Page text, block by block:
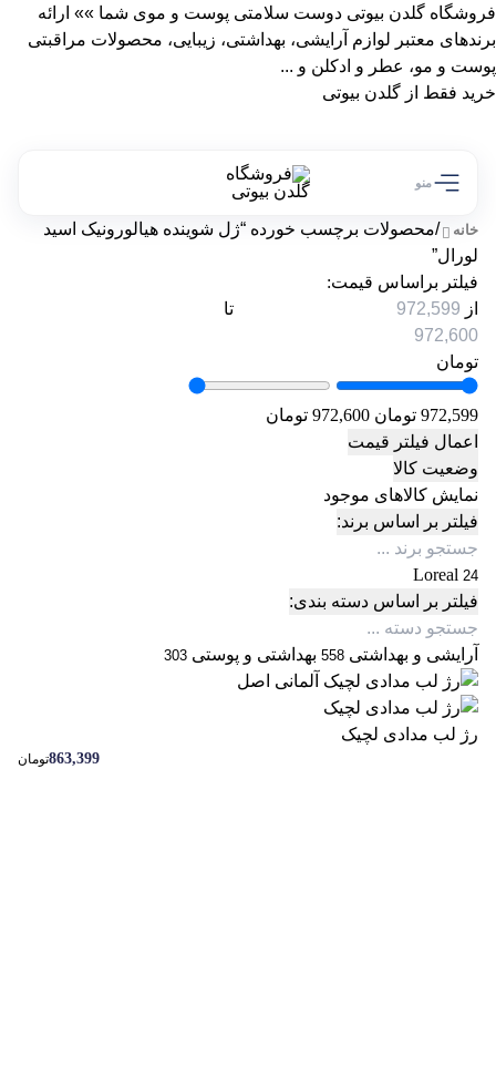
فروشگاه گلدن بیوتی دوست سلامتی پوست و موی شما »» ارائه
برندهای معتبر لوازم آرایشی، بهداشتی، زیبایی، محصولات مراقبتی
پوست و مو، عطر و ادکلن و ...
خرید فقط از گلدن بیوتی
منو
خانه /محصولات برچسب خورده “ژل شوینده هیالورونیک اسید
لورال”
فیلتر براساس قیمت:
از
تا
تومان
972,599 تومان
972,600 تومان
اعمال فیلتر قیمت
وضعیت کالا
نمایش کالاهای موجود
فیلتر بر اساس برند:
Loreal 24
فیلتر بر اساس دسته بندی:
آرایشی و بهداشتی 558 بهداشتی و پوستی 303
رژ لب مدادی لچیک
863,399تومان